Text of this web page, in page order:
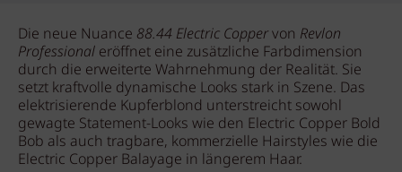
Die neue Nuance 88.44 Electric Coppervon Revlon
Professional eröffnet eine zusätzliche Farbdimension
durch die erweiterte Wahrnehmung der Realität. Sie
setzt kraftvolle dynamische Looks stark in Szene. Das
elektrisierende Kupferblond unterstreicht sowohl
gewagte Statement-Looks wie den Electric Copper Bold
Bob als auch tragbare, kommerzielle Hairstyles wie die
Electric Copper Balayage in längerem Haar.